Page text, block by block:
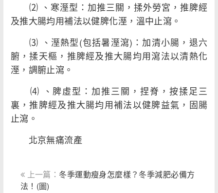
⑵ 、寒溼型：加推三關，揉外勞宮，推脾經
及推大腸均用補法以健脾化溼，溫中止瀉。
⑶ 、溼熱型(包括暑溼瀉)：加清小腸，退六
腑，揉天樞，推脾經及推大腸均用瀉法以清熱化
溼，調腑止瀉。
⑷ 、脾虛型：加推三關，捏脊，按揉足三
裏，推脾經及推大腸均用補法以健脾益氣，固腸
止瀉。
北京無痛流產
上一篇： 冬季運動瘦身怎麼樣？冬季減肥必備方
法！(圖)